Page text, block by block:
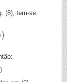
(8), tem-se:
)